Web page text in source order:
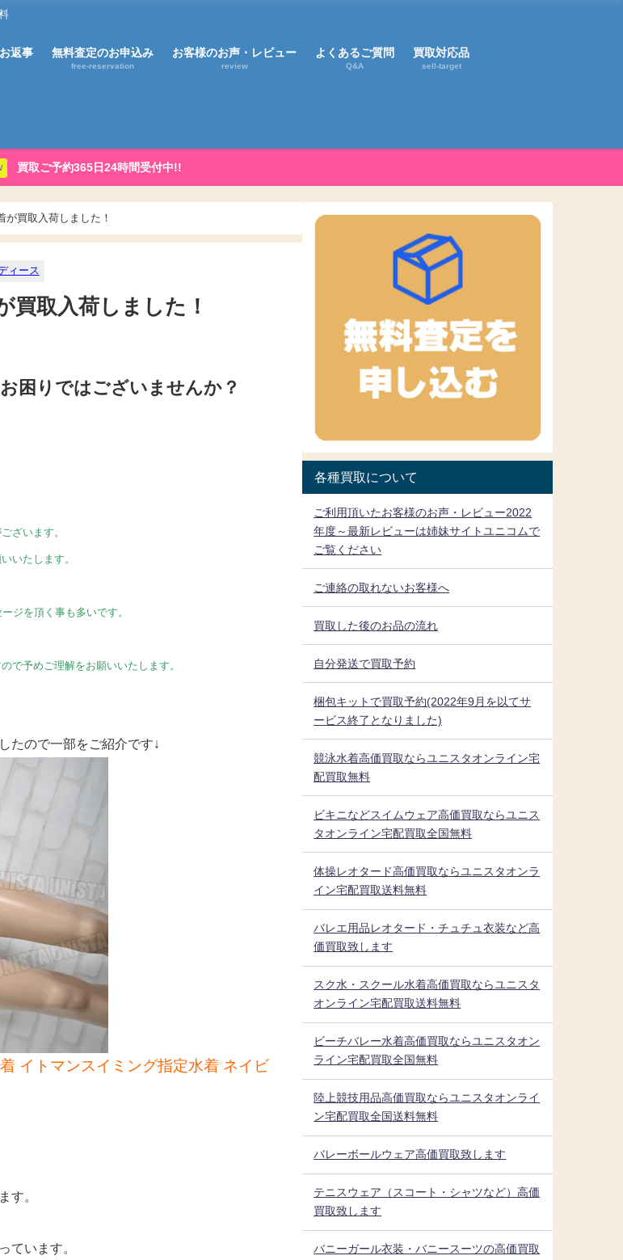
返事 無料査定のお申込み
free-reservation
お客様のお声・レビュー
review
よくあるご質問
Q&A
買取対応品
sell-target
買取ご予約365日24時間受付中!!
買取入荷しました！
ィース
買取入荷しました！
困りではございませんか？
ざいます。
いたします。
ジを頂く事も多いです。
で予めご理解をお願いいたします。
たので一部をご紹介です↓
イトマンスイミング指定水着 ネイビ
す。
ています。
各種買取について
ご利用頂いたお客様のお声・レビュー2022
年度～最新レビューは姉妹サイトユニコムで
ご覧ください
ご連絡の取れないお客様へ
買取した後のお品の流れ
自分発送で買取予約
梱包キットで買取予約(2022年9月を以てサ
ービス終了となりました)
競泳水着高価買取ならユニスタオンライン宅
配買取無料
ビキニなどスイムウェア高価買取ならユニス
タオンライン宅配買取全国無料
体操レオタード高価買取ならユニスタオンラ
イン宅配買取送料無料
バレエ用品レオタード・チュチュ衣装など高
価買取致します
スク水・スクール水着高価買取ならユニスタ
オンライン宅配買取送料無料
ビーチバレー水着高価買取ならユニスタオン
ライン宅配買取全国無料
陸上競技用品高価買取ならユニスタオンライ
ン宅配買取全国送料無料
バレーボールウェア高価買取致します
テニスウェア（スコート・シャツなど）高価
買取致します
バニーガール衣装・バニースーツの高価買取